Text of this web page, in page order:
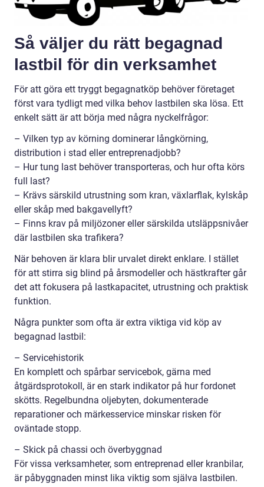
Så väljer du rätt begagnad
lastbil för din verksamhet
För att göra ett tryggt begagnatköp behöver företaget
först vara tydligt med vilka behov lastbilen ska lösa. Ett
enkelt sätt är att börja med några nyckelfrågor:
– Vilken typ av körning dominerar långkörning,
distribution i stad eller entreprenadjobb?
– Hur tung last behöver transporteras, och hur ofta körs
full last?
– Krävs särskild utrustning som kran, växlarflak, kylskåp
eller skåp med bakgavellyft?
– Finns krav på miljözoner eller särskilda utsläppsnivåer
där lastbilen ska trafikera?
När behoven är klara blir urvalet direkt enklare. I stället
för att stirra sig blind på årsmodeller och hästkrafter går
det att fokusera på lastkapacitet, utrustning och praktisk
funktion.
Några punkter som ofta är extra viktiga vid köp av
begagnad lastbil:
– Servicehistorik
En komplett och spårbar servicebok, gärna med
åtgärdsprotokoll, är en stark indikator på hur fordonet
skötts. Regelbundna oljebyten, dokumenterade
reparationer och märkesservice minskar risken för
oväntade stopp.
– Skick på chassi och överbyggnad
För vissa verksamheter, som entreprenad eller kranbilar,
är påbyggnaden minst lika viktig som själva lastbilen.